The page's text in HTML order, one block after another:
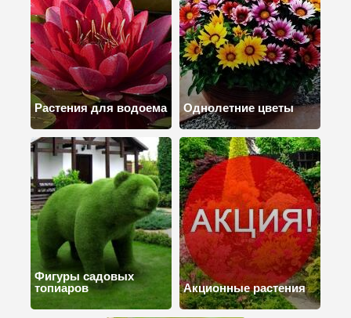
Растения для водоема Однолетние цветы
Фигуры садовых
топиаров
Акционные растения